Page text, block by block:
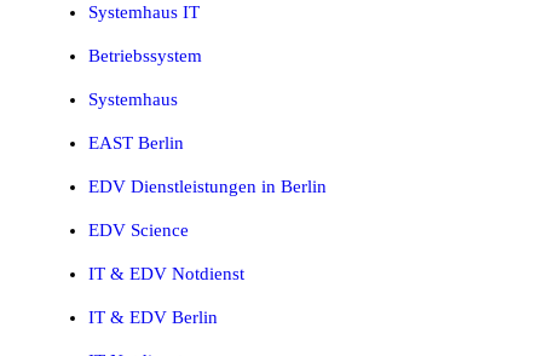
Systemhaus IT
Betriebssystem
Systemhaus
EAST Berlin
EDV Dienstleistungen in Berlin
EDV Science
IT & EDV Notdienst
IT & EDV Berlin